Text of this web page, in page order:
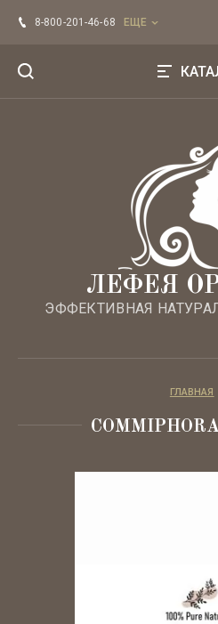
Оплата
8-800-201-46-68 ЕЩЕ
Для волос
Декоративная косметика
Для детей
Для бровей и ресниц
ЛЕФЕЯ
ЭФФЕКТИВНАЯ
ГЛАВНАЯ